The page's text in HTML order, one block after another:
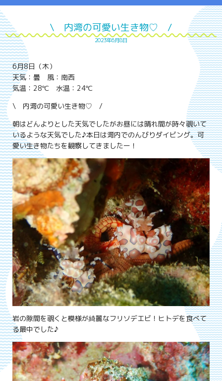
\ 内湾の可愛い生き物♡ /
2023年6月8日
6月8日（木）
天気：曇 風：南西
気温：28℃ 水温：24℃
\ 内湾の可愛い生き物♡ /
朝はどんよりとした天気でしたがお昼には晴れ間が時々覗いて
いるような天気でした♪本日は湾内でのんびりダイビング。可
愛い生き物たちを観察してきましたー！
岩の隙間を覗くと模様が綺麗なフリソデエビ！ヒトデを食べて
る最中でした♪